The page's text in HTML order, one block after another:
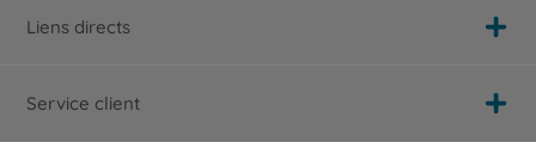
Liens directs
Service client